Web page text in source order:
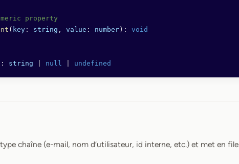
property
( key : string , value : number ): void
: string null undefined
chaîne (e-mail, nom d’utilisateur, id interne, etc.) et met en file